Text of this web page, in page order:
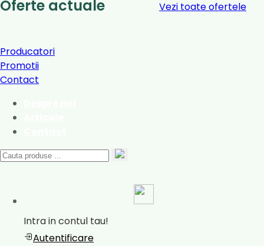
Oferte actuale Vezi toate ofertele
Producatori
Promotii
Contact
Intra in contul tau!
Autentificare